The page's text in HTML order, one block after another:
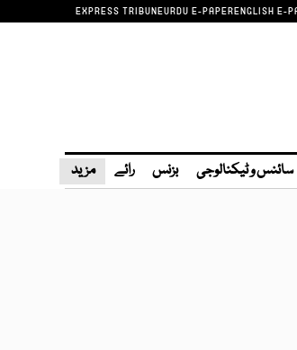
EXPRESS TRIBUNEURDU E-PAPERENGLISH E-
سائنس و ٹیکنالوجی بزنس رائے مزید